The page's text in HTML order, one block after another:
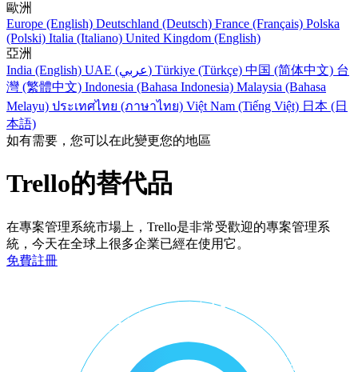
歐洲
Europe (English) Deutschland (Deutsch) France (Français) Polska
(Polski) Italia (Italiano) United Kingdom (English)
亞洲
India (English)
UAE (عربي) Türkiye (Türkçe) 中国 (简体中文) 台
灣 (繁體中文) Indonesia (Bahasa Indonesia) Malaysia (Bahasa
Melayu) ประเทศไทย (ภาษาไทย) Việt Nam (Tiếng Việt) 日本 (日
本語)
如有需要，您可以在此變更您的地區
Trello的替代品
在專案管理系統市場上，Trello是非常受歡迎的專案管理系
統，今天在全球上很多企業已經在使用它。
免費註冊